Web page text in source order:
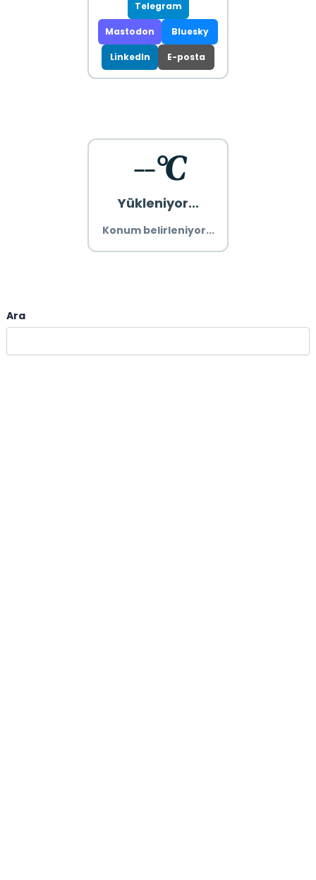
Telegram
Mastodon Bluesky
LinkedIn E-posta
--°C
Yükleniyor...
Konum belirleniyor...
Ara